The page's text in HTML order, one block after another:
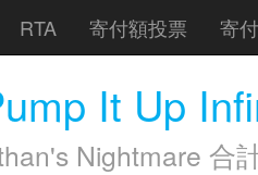
RTA 寄付額投票 寄
It Up
Nightmare 合